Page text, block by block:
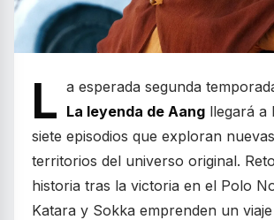
L a esperada segunda
La leyenda de Aang llegará a
siete episodios que exploran
territorios del universo original.
historia tras la victoria en el Polo
Katara y Sokka emprenden un